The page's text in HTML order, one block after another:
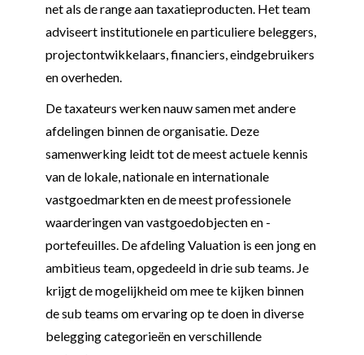
net als de range aan taxatieproducten. Het team
adviseert institutionele en particuliere beleggers,
projectontwikkelaars, financiers, eindgebruikers
en overheden.
De taxateurs werken nauw samen met andere
afdelingen binnen de organisatie. Deze
samenwerking leidt tot de meest actuele kennis
van de lokale, nationale en internationale
vastgoedmarkten en de meest professionele
waarderingen van vastgoedobjecten en -
portefeuilles. De afdeling Valuation is een jong en
ambitieus team, opgedeeld in drie sub teams. Je
krijgt de mogelijkheid om mee te kijken binnen
de sub teams om ervaring op te doen in diverse
belegging categorieën en verschillende